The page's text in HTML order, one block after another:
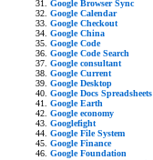
Google Browser Sync
Google Calendar
Google Checkout
Google China
Google Code
Google Code Search
Google consultant
Google Current
Google Desktop
Google Docs Spreadsheets
Google Earth
Google economy
Googlefight
Google File System
Google Finance
Google Foundation